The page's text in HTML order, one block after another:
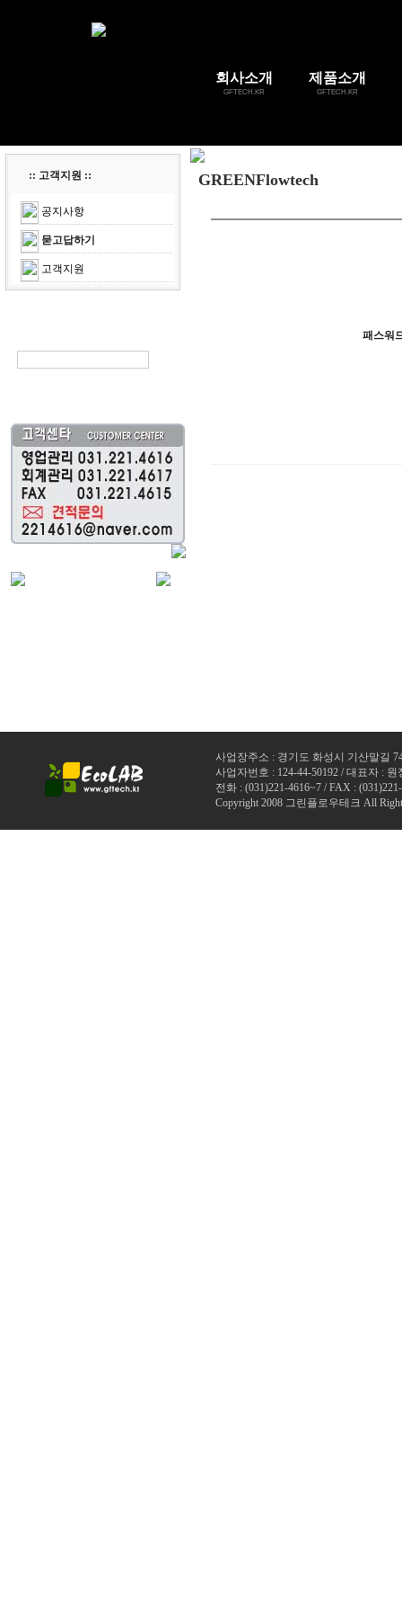
회사소개
GFTECH.KR
제품소개
GFTECH.KR
:: 고객지원 ::
공지사항
묻고답하기
고객지원
GREENFlowtech
패스워
사업장주소 : 경기도 화성시 기산말길
사업자번호 : 124-44-50192 / 대표자 : 원
전화 : (031)221-4616~7 / FAX :
Copyright 2008 그린플로우테크 All